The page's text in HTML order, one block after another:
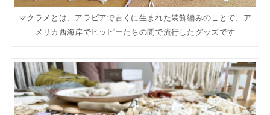
マクラメとは、アラビアで古くに生まれた装飾編みのことで、ア
メリカ西海岸でヒッピーたちの間で流行したグッズです